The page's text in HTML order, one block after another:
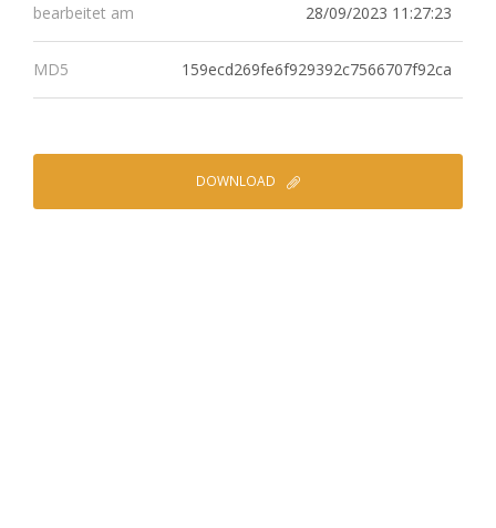
bearbeitet am 28/09/2023 11:27:23
MD5 159ecd269fe6f929392c7566707f92ca
DOWNLOAD